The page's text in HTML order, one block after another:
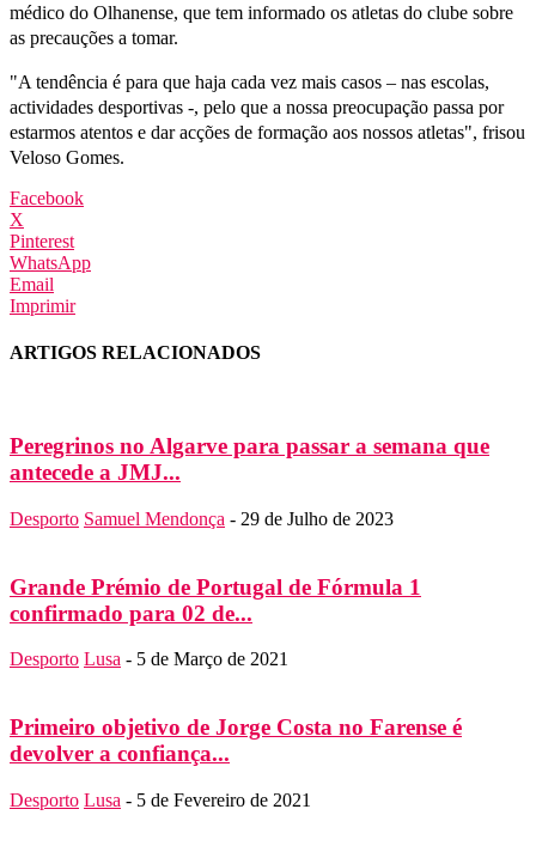
médico do Olhanense, que tem informado os atletas do clube sobre
as precauções a tomar.
"A tendência é para que haja cada vez mais casos – nas escolas,
actividades desportivas -, pelo que a nossa preocupação passa por
estarmos atentos e dar acções de formação aos nossos atletas", frisou
Veloso Gomes.
Facebook
X
Pinterest
WhatsApp
Email
Imprimir
ARTIGOS RELACIONADOS
Peregrinos no Algarve para passar a semana que
antecede a JMJ...
Desporto Samuel Mendonça - 29 de Julho de 2023
Grande Prémio de Portugal de Fórmula 1
confirmado para 02 de...
Desporto Lusa - 5 de Março de 2021
Primeiro objetivo de Jorge Costa no Farense é
devolver a confiança...
Desporto Lusa - 5 de Fevereiro de 2021